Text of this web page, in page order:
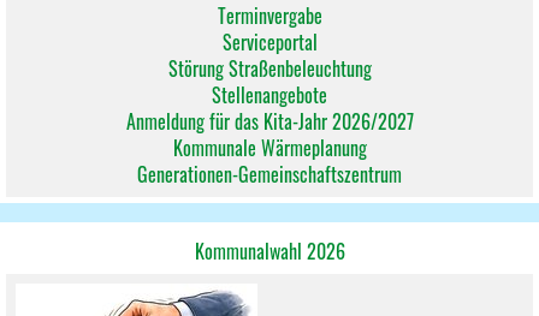
Terminvergabe
Serviceportal
Störung Straßenbeleuchtung
Stellenangebote
Anmeldung für das Kita-Jahr 2026/2027
Kommunale Wärmeplanung
Generationen-Gemeinschaftszentrum
Kommunalwahl 2026